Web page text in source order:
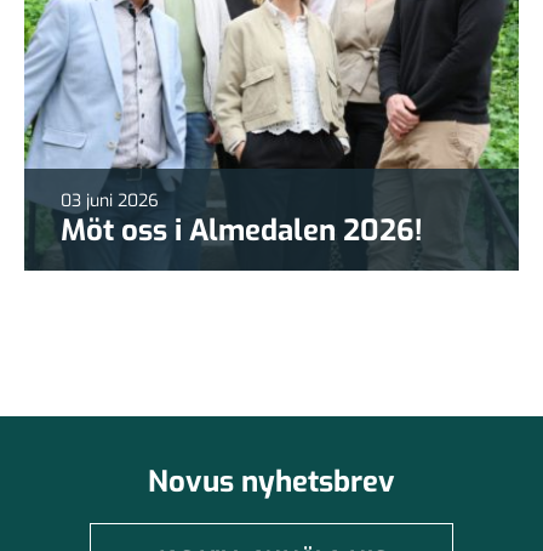
03 juni 2026
Möt oss i Almedalen 2026!
Novus nyhetsbrev